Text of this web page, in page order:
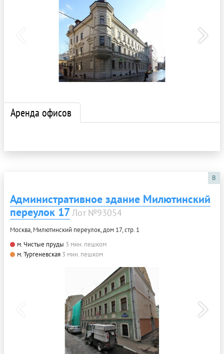
Аренда офисов
B
Административное здание Милютинский
переулок 17Лот №93054
Москва, Милютинский переулок, дом 17, стр. 1
м. Чистые пруды 3 мин. пешком
м. Тургеневская 3 мин. пешком